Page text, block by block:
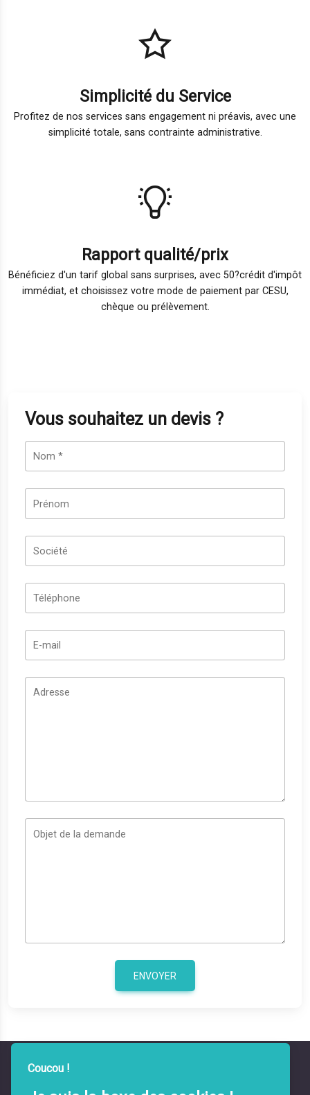
Simplicité du Service
Profitez de nos services sans engagement ni préavis, avec une
simplicité totale, sans contrainte administrative.
Rapport qualité/prix
Bénéficiez d'un tarif global sans surprises, avec 50?crédit d'impôt
immédiat, et choisissez votre mode de paiement par CESU,
chèque ou prélèvement.
Vous souhaitez un devis ?
Nom *
Prénom
Société
Téléphone
E-mail
Adresse
Objet de la demande
ENVOYER
Coucou !